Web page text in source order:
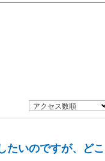
たいのですが、どこ